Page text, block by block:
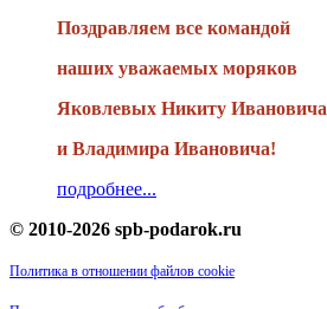
Поздравляем все командой
наших уважаемых моряков
Яковлевых Никиту Ивановича
и Владимира Ивановича!
подробнее...
© 2010-2026 spb-podarok.ru
Политика в отношении файлов cookie